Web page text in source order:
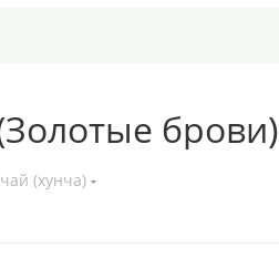
брови)
(хунча)